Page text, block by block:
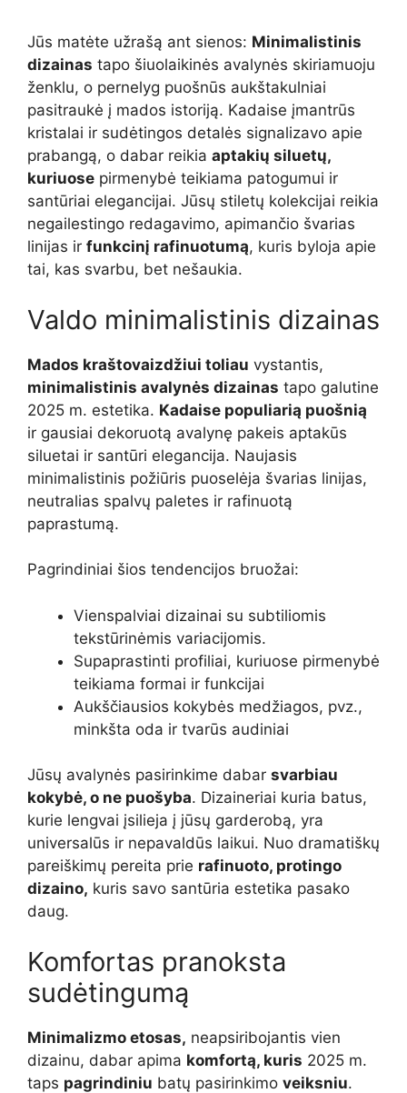
Jūs matėte užrašą ant sienos: Minimalistinis
dizainas tapo šiuolaikinės avalynės skiriamuoju
ženklu, o pernelyg puošnūs aukštakulniai
pasitraukė į mados istoriją. Kadaise įmantrūs
kristalai ir sudėtingos detalės signalizavo apie
prabangą, o dabar reikia aptakių siluetų,
kuriuose pirmenybė teikiama patogumui ir
santūriai elegancijai. Jūsų stiletų kolekcijai reikia
negailestingo redagavimo, apimančio švarias
linijas ir funkcinį rafinuotumą, kuris byloja apie
tai, kas svarbu, bet nešaukia.
Valdo minimalistinis dizainas
Mados kraštovaizdžiui toliau vystantis,
minimalistinis avalynės dizainas tapo galutine
2025 m. estetika. Kadaise populiarią puošnią
ir gausiai dekoruotą avalynę pakeis aptakūs
siluetai ir santūri elegancija. Naujasis
minimalistinis požiūris puoselėja švarias linijas,
neutralias spalvų paletes ir rafinuotą
paprastumą.
Pagrindiniai šios tendencijos bruožai:
Vienspalviai dizainai su subtiliomis
tekstūrinėmis variacijomis.
Supaprastinti profiliai, kuriuose pirmenybė
teikiama formai ir funkcijai
Aukščiausios kokybės medžiagos, pvz.,
minkšta oda ir tvarūs audiniai
Jūsų avalynės pasirinkime dabar svarbiau
kokybė, o ne puošyba. Dizaineriai kuria batus,
kurie lengvai įsilieja į jūsų garderobą, yra
universalūs ir nepavaldūs laikui. Nuo dramatiškų
pareiškimų pereita prie rafinuoto, protingo
dizaino, kuris savo santūria estetika pasako
daug.
Komfortas pranoksta
sudėtingumą
Minimalizmo etosas, neapsiribojantis vien
dizainu, dabar apima komfortą, kuris 2025 m.
taps pagrindiniu batų pasirinkimo veiksniu.